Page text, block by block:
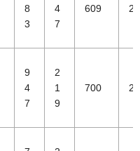
8
3
4
7
609 26
9
4
7
2
1
9
700 27